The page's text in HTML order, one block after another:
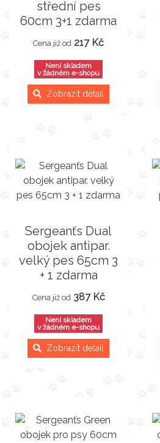
střední pes
60cm 3+1 zdarma
Cena již od 217 Kč
Není skladem
v žádném e-shopu
Zobrazit detail
Sergeanťs Dual
obojek antipar.
velký pes 65cm 3
+ 1 zdarma
Cena již od 387 Kč
Není skladem
v žádném e-shopu
Zobrazit detail